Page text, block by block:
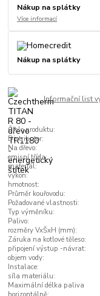
Nákup na splátky
Více informací
Nákup na splátky
Informační list
Číslo produktu:
Distributor:
Na dřevo:
emisní třída:
materiál:
výkon:
hmotnost:
Průměr kouřovodu:
Požadované vlastnosti:
Typ výměníku:
Palivo:
rozměry VxŠxH (mm):
Záruka na kotlové těleso:
připojení výstup -návrat:
objem vody:
Instalace:
síla materiálu:
Maximální délka paliva